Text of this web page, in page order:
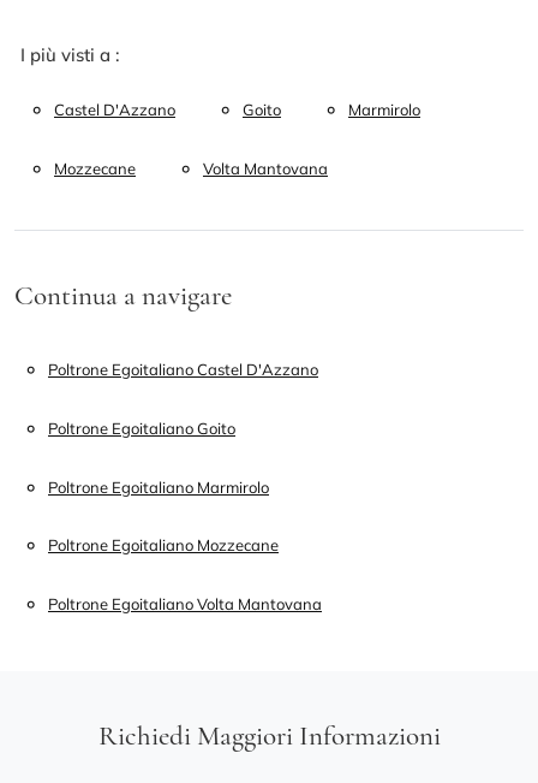
I più visti a :
Castel D'Azzano Goito Marmirolo
Mozzecane Volta Mantovana
Continua a navigare
Poltrone Egoitaliano Castel D'Azzano
Poltrone Egoitaliano Goito
Poltrone Egoitaliano Marmirolo
Poltrone Egoitaliano Mozzecane
Poltrone Egoitaliano Volta Mantovana
Richiedi Maggiori Informazioni